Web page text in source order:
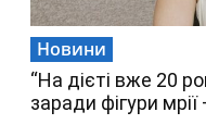
Новини
“На дієті вже 20
заради фігури